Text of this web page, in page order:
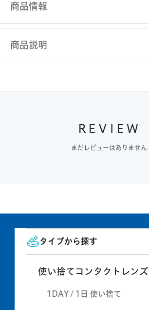
商品情報
商品説明
REVIEW
まだレビューはありません
タイプから探す
使い捨てコンタクトレンズ
1DAY / 1日 使い捨て